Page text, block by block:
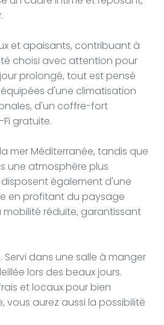
et apaisants, contribuant à
choisi avec attention pour
prolongé, tout est pensé
d'une climatisation
d'un coffre-fort
gratuite.
mer Méditerranée, tandis que
une atmosphère plus
également d'une
en profitant du paysage
réduite, garantissant
. Servi dans une salle à manger
lors des beaux jours.
et locaux pour bien
vous aurez aussi la possibilité